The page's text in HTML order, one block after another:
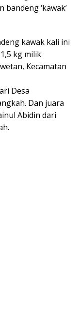
‘kawak’
kawak kali ini
kg milik
Kecamatan
Desa
Dan juara
Abidin dari